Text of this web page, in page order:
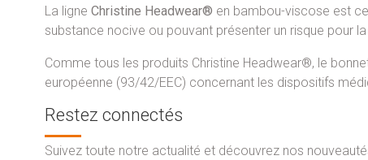
La ligne Christine Headwear® en bambou-viscose est
substance nocive ou pouvant présenter un risque pour
Comme tous les produits Christine Headwear®, le
européenne (93/42/EEC) concernant les dispositifs
Restez connectés
Suivez toute notre actualité et découvrez nos